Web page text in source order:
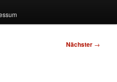
Nächster →